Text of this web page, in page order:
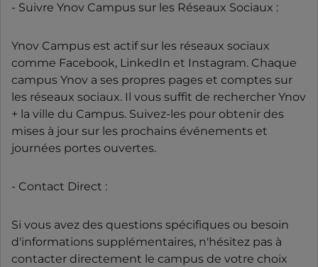
- Suivre Ynov Campus sur les Réseaux Sociaux :
Ynov Campus est actif sur les réseaux sociaux
comme Facebook, LinkedIn et Instagram. Chaque
campus Ynov a ses propres pages et comptes sur
les réseaux sociaux. Il vous suffit de rechercher Ynov
+ la ville du Campus. Suivez-les pour obtenir des
mises à jour sur les prochains événements et
journées portes ouvertes.
- Contact Direct :
Si vous avez des questions spécifiques ou besoin
d'informations supplémentaires, n'hésitez pas à
contacter directement le campus de votre choix